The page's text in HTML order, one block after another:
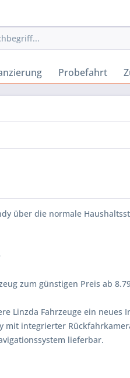
Probefahrt
über die normale
zum günstigen Preis ab
Linzda Fahrzeuge ein
mit integrierter
lieferbar.